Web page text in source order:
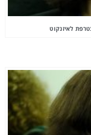
לאיזנקוט